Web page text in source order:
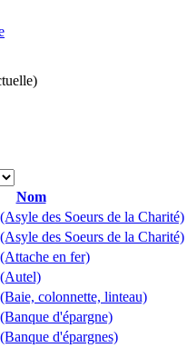
Nom
des Soeurs de la Charité)
des Soeurs de la Charité)
en fer)
colonnette, linteau)
d'épargne)
d'épargnes)